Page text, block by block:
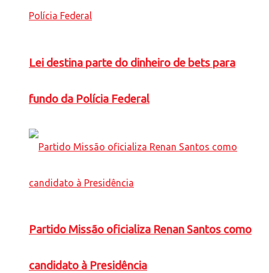
Lei destina parte do dinheiro de bets para
fundo da Polícia Federal
Partido Missão oficializa Renan Santos como
candidato à Presidência